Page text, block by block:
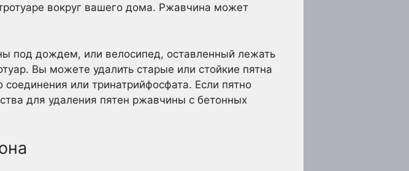
вокруг вашего дома. Ржавчина может
под дождем, или велосипед, оставленный лежать
Вы можете удалить старые или стойкие пятна
или тринатрийфосфата. Если пятно
для удаления пятен ржавчины с бетонных